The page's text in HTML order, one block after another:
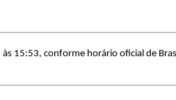
15:53, conforme horário oficial de